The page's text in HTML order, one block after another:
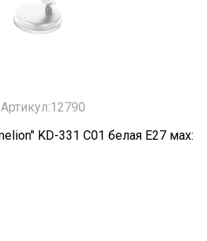
Артикул:12790
KD-331 C01 белая Е27 мах: